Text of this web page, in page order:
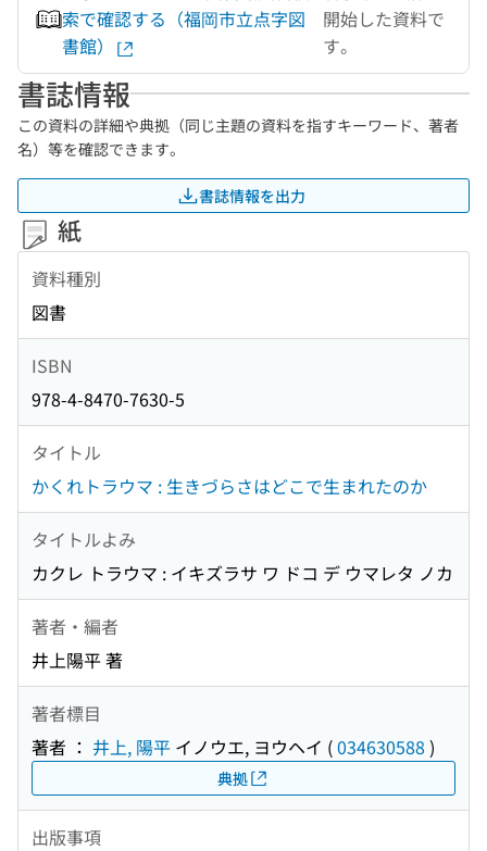
索で確認する（福岡市立点字図
書館）
開始した資料で
す。
書誌情報
この資料の詳細や典拠（同じ主題の資料を指すキーワード、著者
名）等を確認できます。
書誌情報を出力
紙
資料種別
図書
ISBN
978-4-8470-7630-5
タイトル
かくれトラウマ : 生きづらさはどこで生まれたのか
タイトルよみ
カクレ トラウマ : イキズラサ ワ ドコ デ ウマレタ ノカ
著者・編者
井上陽平 著
著者標目
著者 ： 井上, 陽平 イノウエ, ヨウヘイ (034630588 )
典拠
出版事項